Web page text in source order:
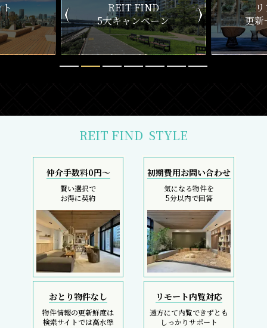
ン
リアルタイム
更新一覧チェック
新
REIT FIND STYLE
仲介手数料0円～
賢い選択で
お得に契約
初期費用お問い合わせ
気になる物件を
5分以内で回答
おとり物件なし
物件情報の更新鮮度は
検索サイトでは高水準
リモート内覧対応
遠方にて内覧できずとも
しっかりサポート